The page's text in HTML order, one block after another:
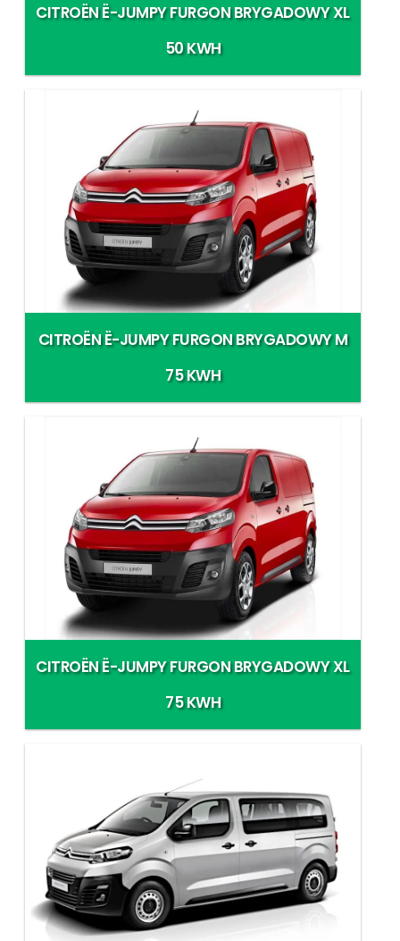
CITROËN Ë-JUMPY FURGON BRYGADOWY XL
50 KWH
CITROËN Ë-JUMPY FURGON BRYGADOWY M
75 KWH
CITROËN Ë-JUMPY FURGON BRYGADOWY XL
75 KWH